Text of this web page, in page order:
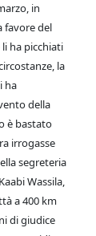
in
favore del
ha picchiati
la
ha
della
è bastato
irrogasse
segreteria
Wassila,
a 400 km
di giudice